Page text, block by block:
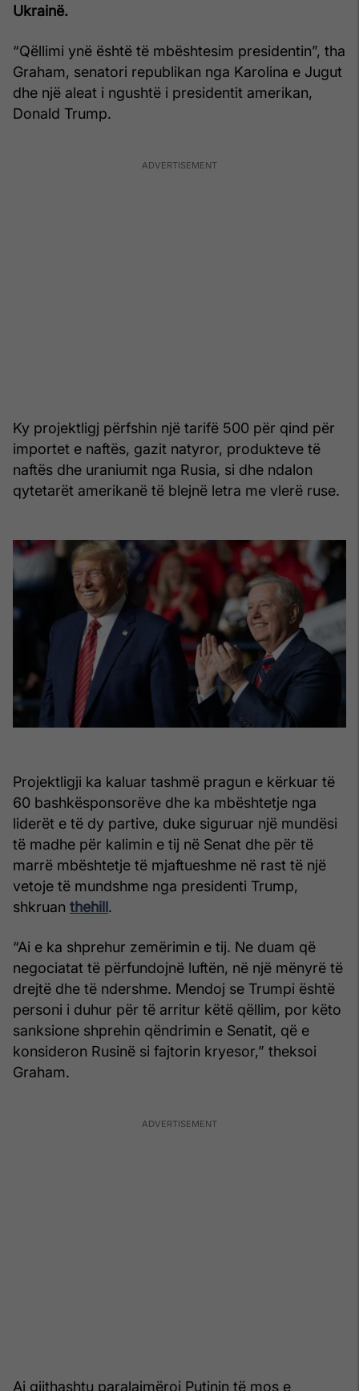
Ukrainë.
“Qëllimi ynë është të mbështesim presidentin”, tha
Graham, senatori republikan nga Karolina e Jugut
dhe një aleat i ngushtë i presidentit amerikan,
Donald Trump.
Ky projektligj përfshin një tarifë 500 për qind për
importet e naftës, gazit natyror, produkteve të
naftës dhe uraniumit nga Rusia, si dhe ndalon
qytetarët amerikanë të blejnë letra me vlerë ruse.
Projektligji ka kaluar tashmë pragun e kërkuar të
60 bashkësponsorëve dhe ka mbështetje nga
liderët e të dy partive, duke siguruar një mundësi
të madhe për kalimin e tij në Senat dhe për të
marrë mbështetje të mjaftueshme në rast të një
vetoje të mundshme nga presidenti Trump,
shkruan thehill.
“Ai e ka shprehur zemërimin e tij. Ne duam që
negociatat të përfundojnë luftën, në një mënyrë të
drejtë dhe të ndershme. Mendoj se Trumpi është
personi i duhur për të arritur këtë qëllim, por këto
sanksione shprehin qëndrimin e Senatit, që e
konsideron Rusinë si fajtorin kryesor,” theksoi
Graham.
Ai gjithashtu paralajmëroi Putinin të mos e